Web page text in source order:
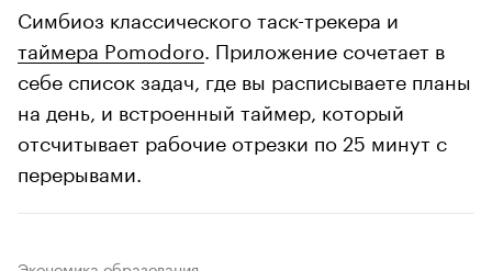
Симбиоз классического таск-трекера и
таймера Pomodoro . Приложение сочетает в
себе список задач, где вы расписываете планы
на день, и встроенный таймер, который
отсчитывает рабочие отрезки по 25 минут с
перерывами.